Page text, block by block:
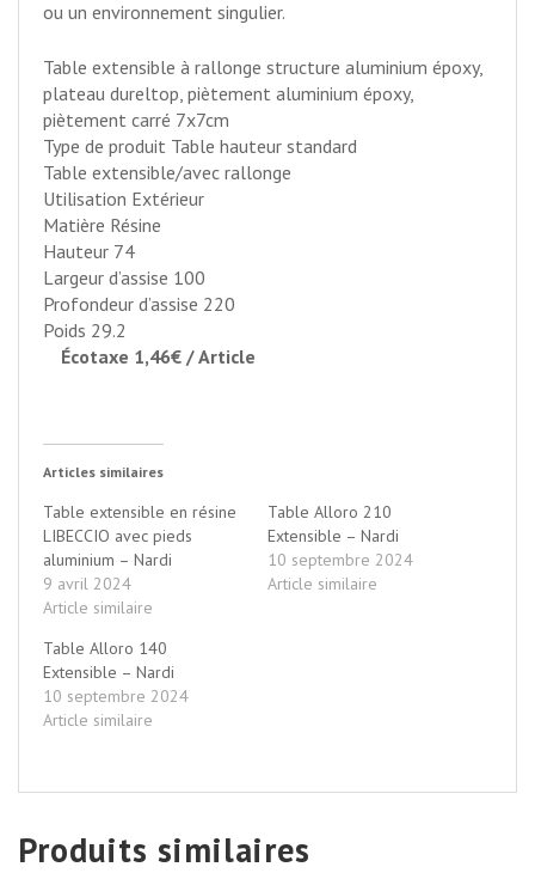
ou un environnement singulier.
Table extensible à rallonge structure aluminium époxy,
plateau dureltop, piètement aluminium époxy,
piètement carré 7x7cm
Type de produit Table hauteur standard
Table extensible/avec rallonge
Utilisation Extérieur
Matière Résine
Hauteur 74
Largeur d’assise 100
Profondeur d’assise 220
Poids 29.2
Écotaxe 1,46€ / Article
Articles similaires
Table extensible en résine
LIBECCIO avec pieds
aluminium – Nardi
9 avril 2024
Article similaire
Table Alloro 210
Extensible – Nardi
10 septembre 2024
Article similaire
Table Alloro 140
Extensible – Nardi
10 septembre 2024
Article similaire
Produits similaires